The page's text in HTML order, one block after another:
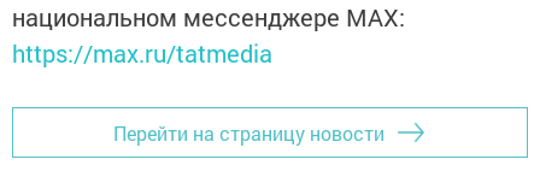
национальном мессенджере MАХ:
https://max.ru/tatmedia
Перейти на страницу новости